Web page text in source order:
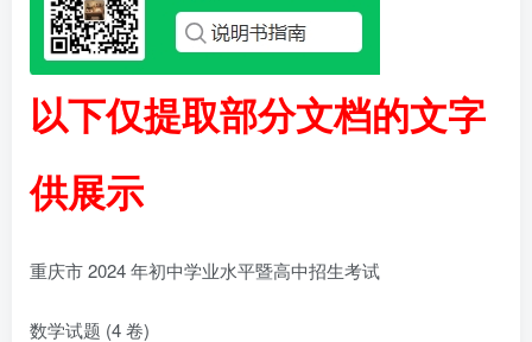
以下仅提取部分文档的文字
供展示
重庆市 2024 年初中学业水平暨高中招生考试
数学试题 (4 卷)